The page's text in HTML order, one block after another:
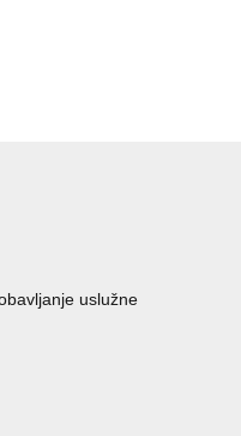
uslužne